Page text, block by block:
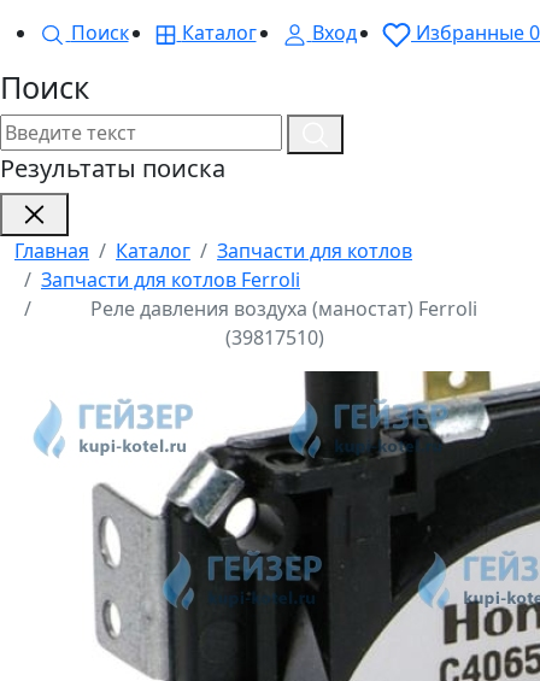
Поиск
Каталог Вход Избранные0
Поиск
Результаты поиска
Главная Каталог
Запчасти для котлов
Запчасти для котлов Ferroli
Реле давления воздуха (маностат) Ferroli
(39817510)